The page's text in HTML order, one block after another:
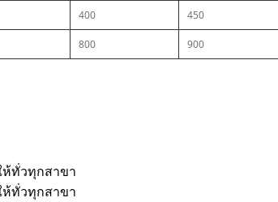
400 450
800 900
ห้ทั่วทุกสาขา
ห้ทั่วทุกสาขา